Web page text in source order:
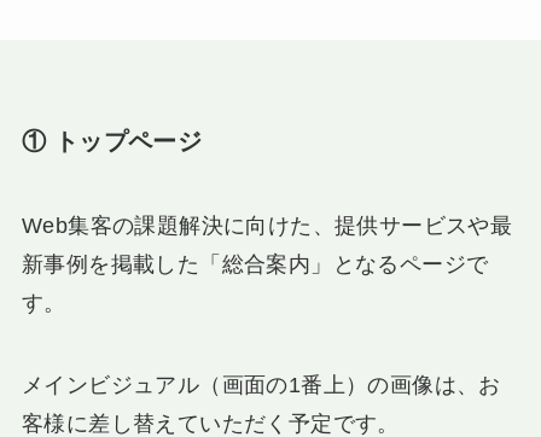
① トップページ
Web集客の課題解決に向けた、提供サービスや最
新事例を掲載した「総合案内」となるページで
す。
メインビジュアル（画面の1番上）の画像は、お
客様に差し替えていただく予定です。